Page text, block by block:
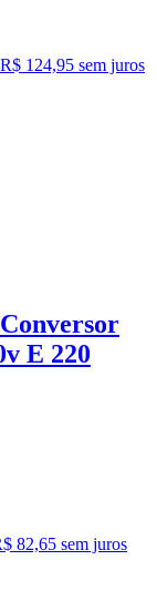
R$ 124,95 sem juros
E 220
82,65 sem juros